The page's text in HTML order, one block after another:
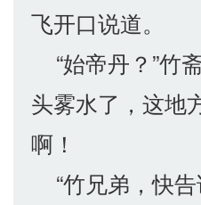
飞开口说道。
“始帝丹？”竹
头雾水了，这地
啊！
“竹兄弟，快